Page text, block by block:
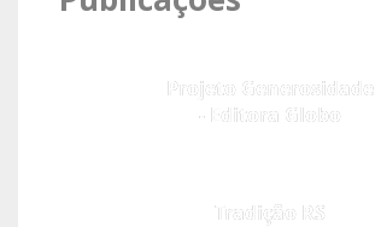
Projeto Generosidade
- Editora Globo
Tradição RS